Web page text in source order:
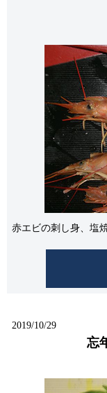
赤エビの刺し身、塩
2019/10/29
忘